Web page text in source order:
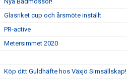
Glasriket cup och årsmöte inställt
PR-active
Metersimmet 2020
Köp ditt Guldhäfte hos Växjö Simsällskap!